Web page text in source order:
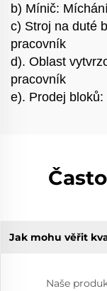
b) Mínič:
c) Stroj na duté
pracovník
d). Oblast
pracovník
e). Prodej
Jak mohu věřit
Naše